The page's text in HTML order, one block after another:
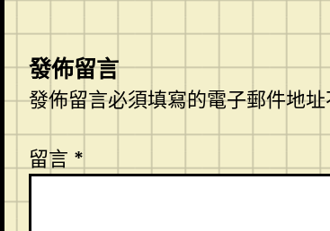
發佈留言
發佈留言必須填寫的電子郵件地
留言 *